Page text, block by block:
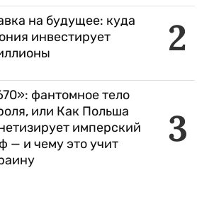
2
на будущее: куда
инвестирует
3
фантомное тело
или Как Польша
имперский
— и чему это учит